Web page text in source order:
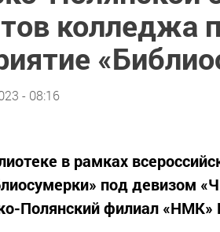
колледжа
- 08:16
в рамках
под девизом
Полянский филиал